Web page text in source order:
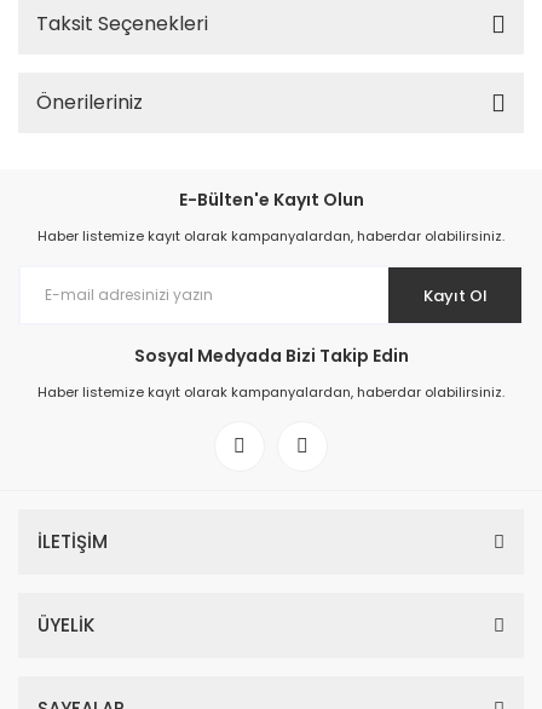
Taksit Seçenekleri
Önerileriniz
E-Bülten'e Kayıt Olun
Haber listemize kayıt olarak kampanyalardan, haberdar olabilirsiniz.
Kayıt Ol
Sosyal Medyada Bizi Takip Edin
Haber listemize kayıt olarak kampanyalardan, haberdar olabilirsiniz.
İLETİŞİM
ÜYELİK